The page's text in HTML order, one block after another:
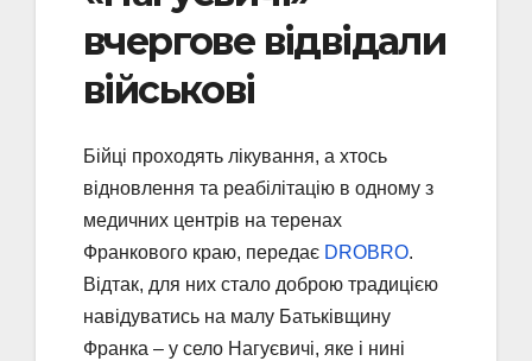
вчергове відвідали
військові
Бійці проходять лікування, а хтось
відновлення та реабілітацію в одному з
медичних центрів на теренах
Франкового краю, передає DROBRO.
Відтак, для них стало доброю традицією
навідуватись на малу Батьківщину
Франка – у село Нагуєвичі, яке і нині